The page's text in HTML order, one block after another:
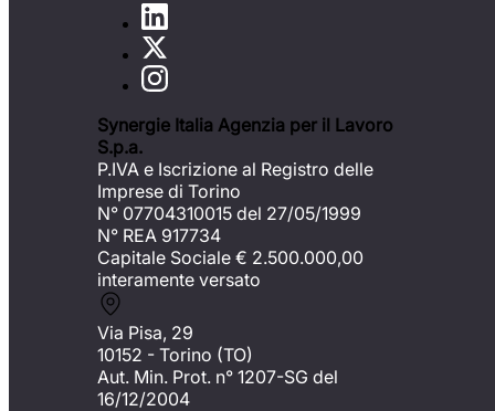
Synergie Italia Agenzia per il Lavoro
S.p.a.
P.IVA e Iscrizione al Registro delle
Imprese di Torino
N° 07704310015 del 27/05/1999
N° REA 917734
Capitale Sociale € 2.500.000,00
interamente versato
Via Pisa, 29
10152 - Torino (TO)
Aut. Min. Prot. n° 1207-SG del
16/12/2004